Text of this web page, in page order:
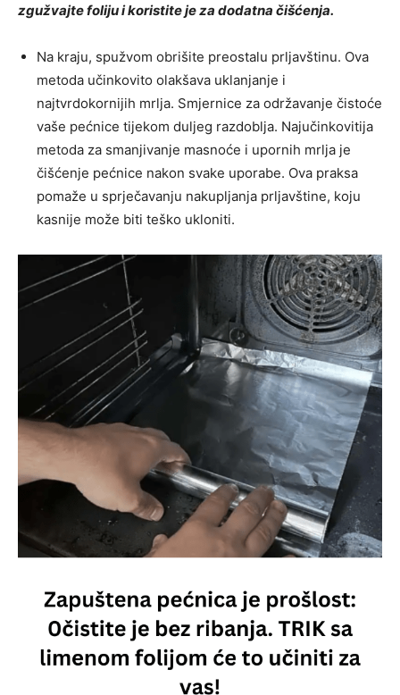
zgužvajte foliju i koristite je za dodatna čišćenja.
Na kraju, spužvom obrišite preostalu prljavštinu. Ova
metoda učinkovito olakšava uklanjanje i
najtvrdokornijih mrlja. Smjernice za održavanje čistoće
vaše pećnice tijekom duljeg razdoblja. Najučinkovitija
metoda za smanjivanje masnoće i upornih mrlja je
čišćenje pećnice nakon svake uporabe. Ova praksa
pomaže u sprječavanju nakupljanja prljavštine, koju
kasnije može biti teško ukloniti.